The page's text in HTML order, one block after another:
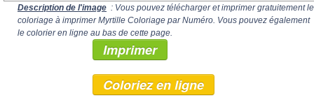
Description de l'image : Vous pouvez télécharger et imprimer gratuitement le
coloriage à imprimer Myrtille Coloriage par Numéro. Vous pouvez également
le colorier en ligne au bas de cette page.
Imprimer
Coloriez en ligne